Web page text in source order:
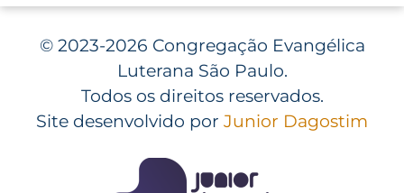
©2023-2026 Congregação Evangélica
Luterana São Paulo.
Todos os direitos reservados.
Site desenvolvido por Junior Dagostim